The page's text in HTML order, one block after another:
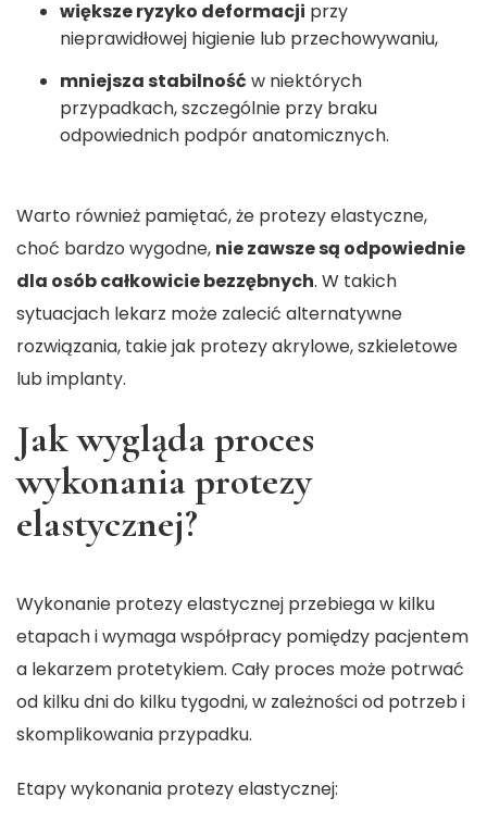
większe ryzyko deformacji przy
nieprawidłowej higienie lub przechowywaniu,
mniejsza stabilność w niektórych
przypadkach, szczególnie przy braku
odpowiednich podpór anatomicznych.
Warto również pamiętać, że protezy elastyczne,
choć bardzo wygodne, nie zawsze są odpowiednie
dla osób całkowicie bezzębnych. W takich
sytuacjach lekarz może zalecić alternatywne
rozwiązania, takie jak protezy akrylowe, szkieletowe
lub implanty.
Jak wygląda proces
wykonania protezy
elastycznej?
Wykonanie protezy elastycznej przebiega w kilku
etapach i wymaga współpracy pomiędzy pacjentem
a lekarzem protetykiem. Cały proces może potrwać
od kilku dni do kilku tygodni, w zależności od potrzeb i
skomplikowania przypadku.
Etapy wykonania protezy elastycznej: